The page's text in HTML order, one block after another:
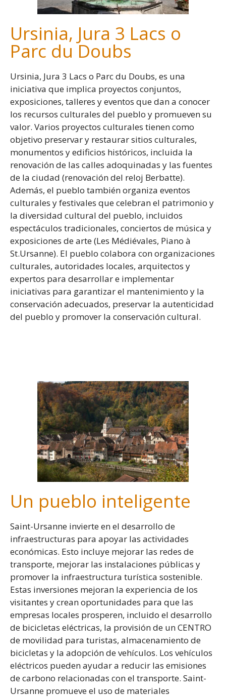
Ursinia, Jura 3 Lacs o
Parc du Doubs
Ursinia, Jura 3 Lacs o Parc du Doubs, es una
iniciativa que implica proyectos conjuntos,
exposiciones, talleres y eventos que dan a conocer
los recursos culturales del pueblo y promueven su
valor. Varios proyectos culturales tienen como
objetivo preservar y restaurar sitios culturales,
monumentos y edificios históricos, incluida la
renovación de las calles adoquinadas y las fuentes
de la ciudad (renovación del reloj Berbatte).
Además, el pueblo también organiza eventos
culturales y festivales que celebran el patrimonio y
la diversidad cultural del pueblo, incluidos
espectáculos tradicionales, conciertos de música y
exposiciones de arte (Les Médiévales, Piano à
St.Ursanne). El pueblo colabora con organizaciones
culturales, autoridades locales, arquitectos y
expertos para desarrollar e implementar
iniciativas para garantizar el mantenimiento y la
conservación adecuados, preservar la autenticidad
del pueblo y promover la conservación cultural.
Un pueblo inteligente
Saint-Ursanne invierte en el desarrollo de
infraestructuras para apoyar las actividades
económicas. Esto incluye mejorar las redes de
transporte, mejorar las instalaciones públicas y
promover la infraestructura turística sostenible.
Estas inversiones mejoran la experiencia de los
visitantes y crean oportunidades para que las
empresas locales prosperen, incluido el desarrollo
de bicicletas eléctricas, la provisión de un CENTRO
de movilidad para turistas, almacenamiento de
bicicletas y la adopción de vehículos. Los vehículos
eléctricos pueden ayudar a reducir las emisiones
de carbono relacionadas con el transporte. Saint-
Ursanne promueve el uso de materiales